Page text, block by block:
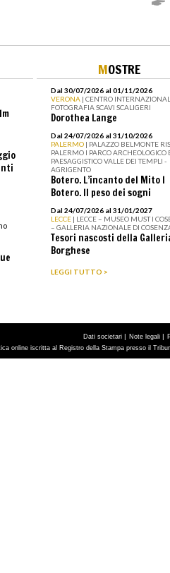
MOSTRE
Dal 30/07/2026 al 01/11/2026
VERONA | CENTRO
FOTOGRAFIA SCAVI SCALIGERI
Dorothea Lange
Dal 24/07/2026 al 31/10/2026
PALERMO | PALAZZO BELMONTE
PALERMO I PARCO ARCHEOLOGICO
PAESAGGISTICO VALLE DEI TEMPLI -
AGRIGENTO
Botero. L’incanto del Mito I
Botero. Il peso dei sogni
Dal 24/07/2026 al 31/01/2027
LECCE | LECCE – MUSEO MUST I
– GALLERIA NAZIONALE DI
Tesori nascosti della
Borghese
LEGGI TUTTO >
Dati societari | Note legali |
online iscritta al Registro della Stampa presso il